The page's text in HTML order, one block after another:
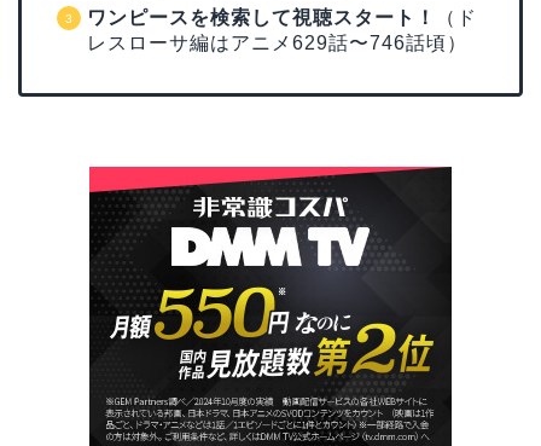
ワンピースを検索して視聴スタート！
（ド
レスローサ編はアニメ629話〜746話頃）